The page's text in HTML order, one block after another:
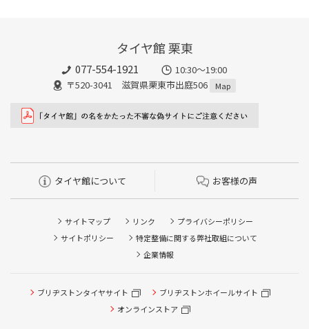
タイヤ館 栗東
077-554-1921
10:30～19:00
〒520-3041 滋賀県栗東市出庭506
Map
タイヤ館について お客様の声
サイトマップ リンク
プライバシーポリシー
サイトポリシー
特定整備に関する弊社取組について
企業情報
ブリヂストンタイヤサイト
ブリヂストンホイールサイト
オンラインストア
タイヤ点検・安全点検/タイヤ履き替え/オイル交換/その他
ピット作業の予約